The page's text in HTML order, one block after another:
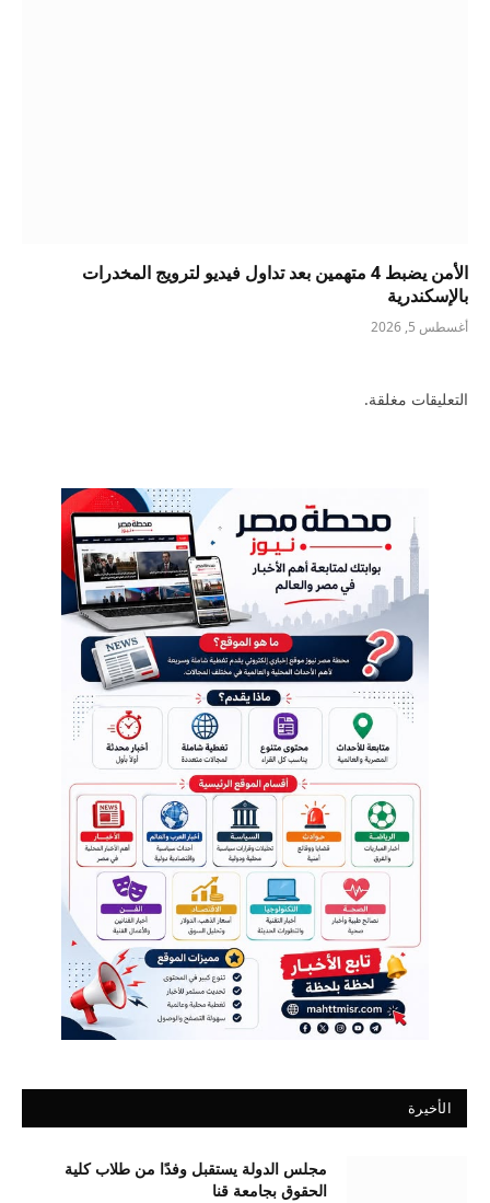
الأمن يضبط 4 متهمين بعد تداول فيديو لترويج المخدرات
بالإسكندرية
أغسطس 5, 2026
التعليقات مغلقة.
الأخيرة
مجلس الدولة يستقبل وفدًا من طلاب كلية
الحقوق بجامعة قنا